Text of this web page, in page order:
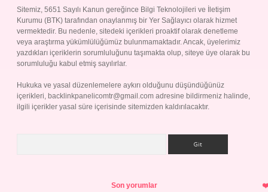
Sitemiz, 5651 Sayılı Kanun gereğince Bilgi Teknolojileri ve İletişim
Kurumu (BTK) tarafından onaylanmış bir Yer Sağlayıcı olarak hizmet
vermektedir. Bu nedenle, sitedeki içerikleri proaktif olarak denetleme
veya araştırma yükümlülüğümüz bulunmamaktadır. Ancak, üyelerimiz
yazdıkları içeriklerin sorumluluğunu taşımakta olup, siteye üye olarak bu
sorumluluğu kabul etmiş sayılırlar.
Hukuka ve yasal düzenlemelere aykırı olduğunu düşündüğünüz
içerikleri, backlinkpanelicomtr@gmail.com adresine bildirmeniz halinde,
ilgili içerikler yasal süre içerisinde sitemizden kaldırılacaktır.
Son yorumlar